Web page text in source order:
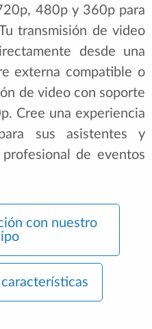
480p y 360p para
transmisión de video
desde una
externa compatible o
de video con soporte
Cree una experiencia
sus asistentes y
de eventos
con nuestro